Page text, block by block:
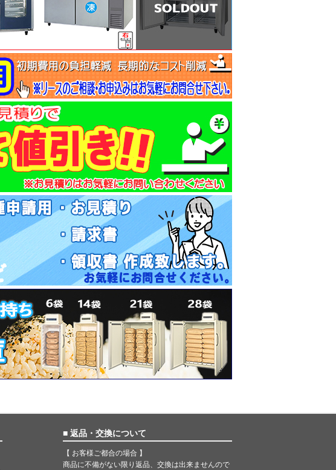
■ 返品・交換について
【 お客様ご都合の場合 】
商品に不備がない限り返品、交換は出来ませんので